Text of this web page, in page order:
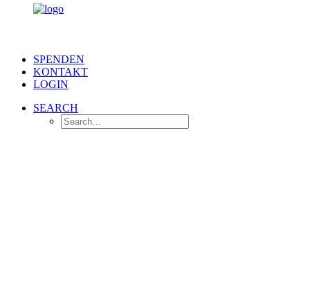
SPENDEN
KONTAKT
LOGIN
SEARCH